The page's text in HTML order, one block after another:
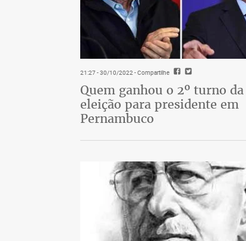
21:27 - 30/10/2022- Compartilhe
Quem ganhou o 2º turno da
eleição para presidente em
Pernambuco